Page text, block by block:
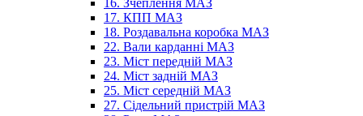
16. Зчеплення МАЗ
17. КПП МАЗ
18. Роздавальна коробка МАЗ
22. Вали карданні МАЗ
23. Міст передній МАЗ
24. Міст задній МАЗ
25. Міст середній МАЗ
27. Сідельний пристрій МАЗ